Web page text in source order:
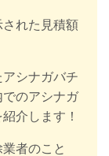
れた見積額
シナガバチ
でのアシナガ
介します！
者のこと